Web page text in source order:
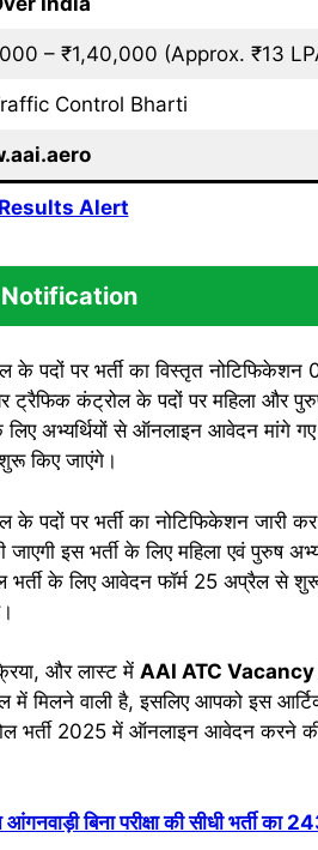
– ₹1,40,000 (Approx. ₹13
Control Bharti
Alert
Notification
के पदों पर भर्ती का विस्तृत
ट्रैफिक कंट्रोल के पदों पर महिला और
लिए अभ्यर्थियों से ऑनलाइन आवेदन मांगे
किए जाएंगे।
के पदों पर भर्ती का नोटिफिकेशन जारी कर
इस भर्ती के लिए महिला एवं पुरुष
भर्ती के लिए आवेदन फॉर्म 25 अप्रैल से
और लास्ट में AAI ATC
में मिलने वाली है, इसलिए आपको इस
भर्ती 2025 में ऑनलाइन आवेदन करने
बिना परीक्षा की सीधी भर्ती का